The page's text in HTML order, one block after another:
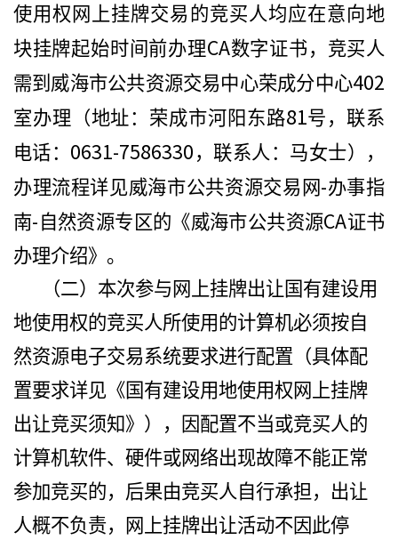
使用权网上挂牌交易的竞买人均应在意向地
块挂牌起始时间前办理CA数字证书，竞买人
需到威海市公共资源交易中心荣成分中心402
室办理（地址：荣成市河阳东路81号，联系
电话： 0631-7586330 ，联系人：马女士），
办理流程详见威海市公共资源交易网-办事指
南- 自然资源专区的《威海市公共资源CA证书
办理介绍》。
（二）本次参与网上挂牌出让国有建设用
地使用权的竞买人所使用的计算机必须按自
然资源电子交易系统要求进行配置（具体配
置要求详见《国有建设用地使用权网上挂牌
出让竞买须知》），因配置不当或竞买人的
计算机软件、硬件或网络出现故障不能正常
参加竞买的，后果由竞买人自行承担，出让
人概不负责，网上挂牌出让活动不因此停